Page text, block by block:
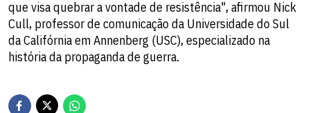
que visa quebrar a vontade de resistência", afirmou Nick
Cull, professor de comunicação da Universidade do Sul
da Califórnia em Annenberg (USC), especializado na
história da propaganda de guerra.